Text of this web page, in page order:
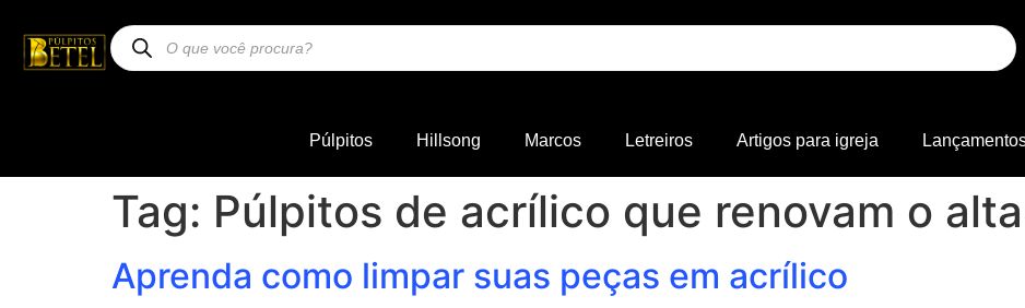
Púlpitos Hillsong Marcos Letreiros Artigos para igreja
Tag: Púlpitos de acrílico que renovam o
Aprenda como limpar suas peças em acrílico